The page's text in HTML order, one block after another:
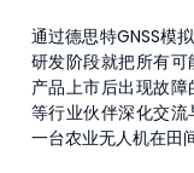
通过德思特GNSS模
研发阶段就把所有
产品上市后出现故
等行业伙伴深化交
一台农业无人机在田